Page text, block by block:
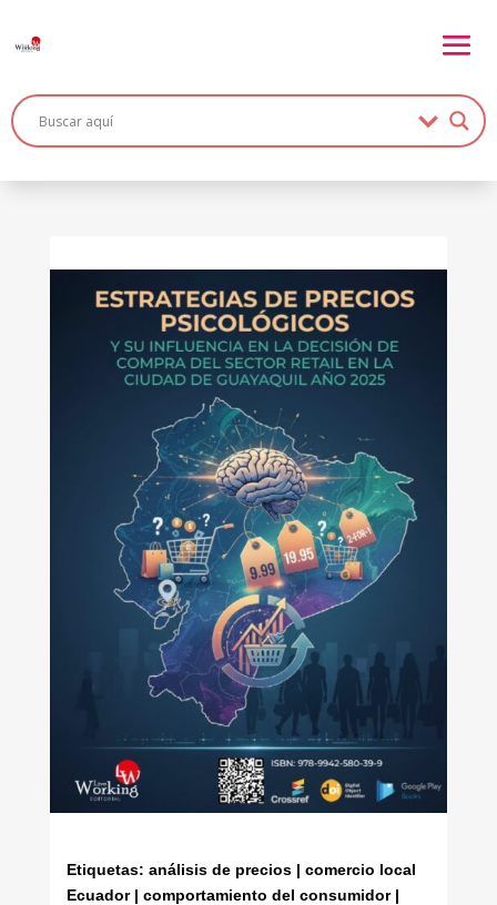
Etiquetas: análisis de precios | comercio local
Ecuador | comportamiento del consumidor |